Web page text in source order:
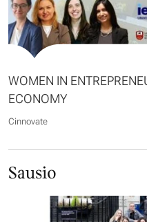
WOMEN IN
ECONOMY
Cinnovate
Sausio